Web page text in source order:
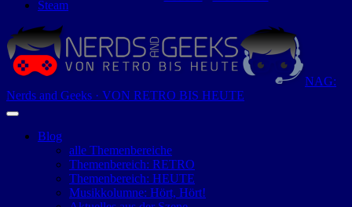
Steam
NAG:
Nerds and Geeks · VON RETRO BIS HEUTE
Blog
alle Themenbereiche
Themenbereich: RETRO
Themenbereich: HEUTE
Musikkolumne: Hört, Hört!